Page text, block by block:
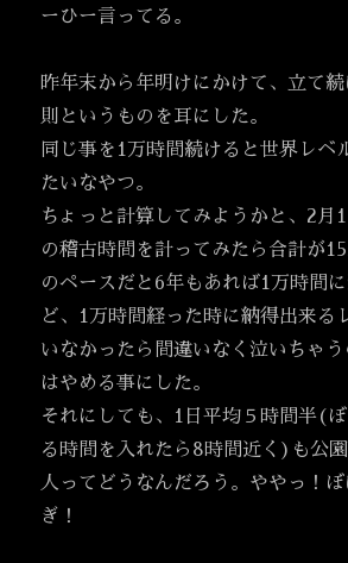
ーひー言ってる。
昨年末から年明けにかけて、立て
則というものを耳にした。
同じ事を1万時間続けると世界レベ
たいなやつ。
ちょっと計算してみようかと、2月
の稽古時間を計ってみたら合計が
のペースだと6年もあれば1万時間
ど、1万時間経った時に納得出来る
いなかったら間違いなく泣いちゃ
はやめる事にした。
それにしても、1日平均５時間半(
る時間を入れたら8時間近く)も公
人ってどうなんだろう。ややっ！
ぎ！